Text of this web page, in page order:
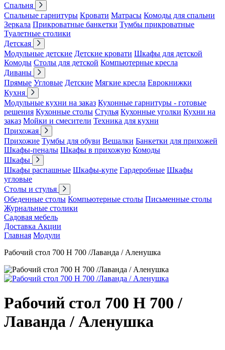
Спальня
Спальные гарнитуры Кровати Матрасы Комоды для спальни
Зеркала Прикроватные банкетки Тумбы прикроватные
Туалетные столики
Детская
Модульные детские Детские кровати Шкафы для детской
Комоды Столы для детской Компьютерные кресла
Диваны
Прямые Угловые Детские Мягкие кресла Еврокнижки
Кухня
Модульные кухни на заказ Кухонные гарнитуры - готовые
решения Кухонные столы Стулья Кухонные уголки Кухни на
заказ Мойки и смесители Техника для кухни
Прихожая
Прихожие Тумбы для обуви Вешалки Банкетки для прихожей
Шкафы-пеналы Шкафы в прихожую Комоды
Шкафы
Шкафы распашные Шкафы-купе Гардеробные Шкафы
угловые
Столы и стулья
Обеденные столы Компьютерные столы Письменные столы
Журнальные столики
Садовая мебель
Доставка Акции
Главная Модули
Рабочий стол 700 Н 700 /Лаванда / Аленушка
Рабочий стол 700 Н 700 /
Лаванда / Аленушка